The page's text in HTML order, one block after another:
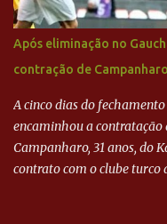
Após eliminação no
contração de Campanharo
A cinco dias do
encaminhou a
Campanharo, 31 anos, do
contrato com o clube turco